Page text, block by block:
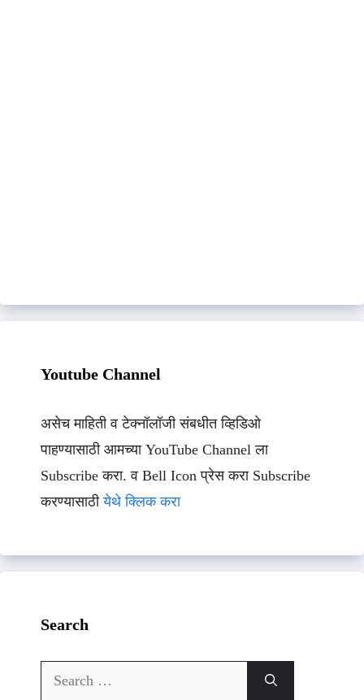
Youtube Channel
असेच माहिती व टेक्नॉलॉजी संबधीत व्हिडिओ
पाहण्यासाठी आमच्या YouTube Channel ला
Subscribe करा. व Bell Icon प्रेस करा Subscribe
करण्यासाठीयेथे क्लिक करा
Search
Search